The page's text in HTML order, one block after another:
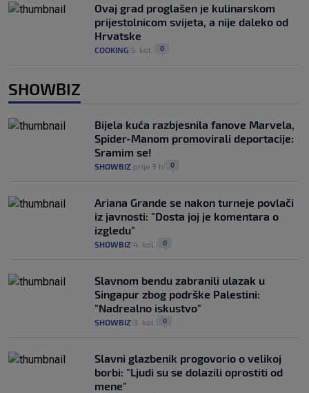
Ovaj grad proglašen je kulinarskom
prijestolnicom svijeta, a nije daleko od
Hrvatske
COOKING 5. kol. 0
SHOWBIZ
Bijela kuća razbjesnila fanove Marvela,
Spider-Manom promovirali deportacije:
Sramim se!
SHOWBIZ prije 3 h 0
Ariana Grande se nakon turneje povlači
iz javnosti: "Dosta joj je komentara o
izgledu"
SHOWBIZ 4. kol. 0
Slavnom bendu zabranili ulazak u
Singapur zbog podrške Palestini:
"Nadrealno iskustvo"
SHOWBIZ 3. kol. 0
Slavni glazbenik progovorio o velikoj
borbi: "Ljudi su se dolazili oprostiti od
mene"